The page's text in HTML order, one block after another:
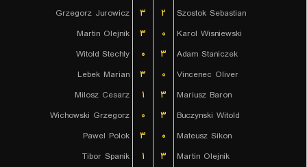
Grzegorz Jurowicz
۳ ۲
Szostok Sebastian
Martin Olejnik
۳ ۰
Karol Wisniewski
Witold Stechly
۰ ۳
Adam Staniczek
Lebek Marian
۳ ۰
Vincenec Oliver
Milosz Cesarz
۱ ۳
Mariusz Baron
Wichowski Grzegorz
۰ ۳
Buczynski Witold
Pawel Polok
۳ ۰
Mateusz Sikon
Tibor Spanik
۱ ۳
Martin Olejnik